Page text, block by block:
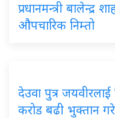
प्रधानमन्त्री बालेन्द्र
औपचारिक निम्तो
देउवा पुत्र
करोड बढी भुक्तान